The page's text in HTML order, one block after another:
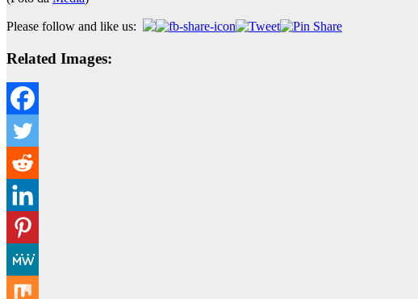
Please follow and like us:
Related Images: